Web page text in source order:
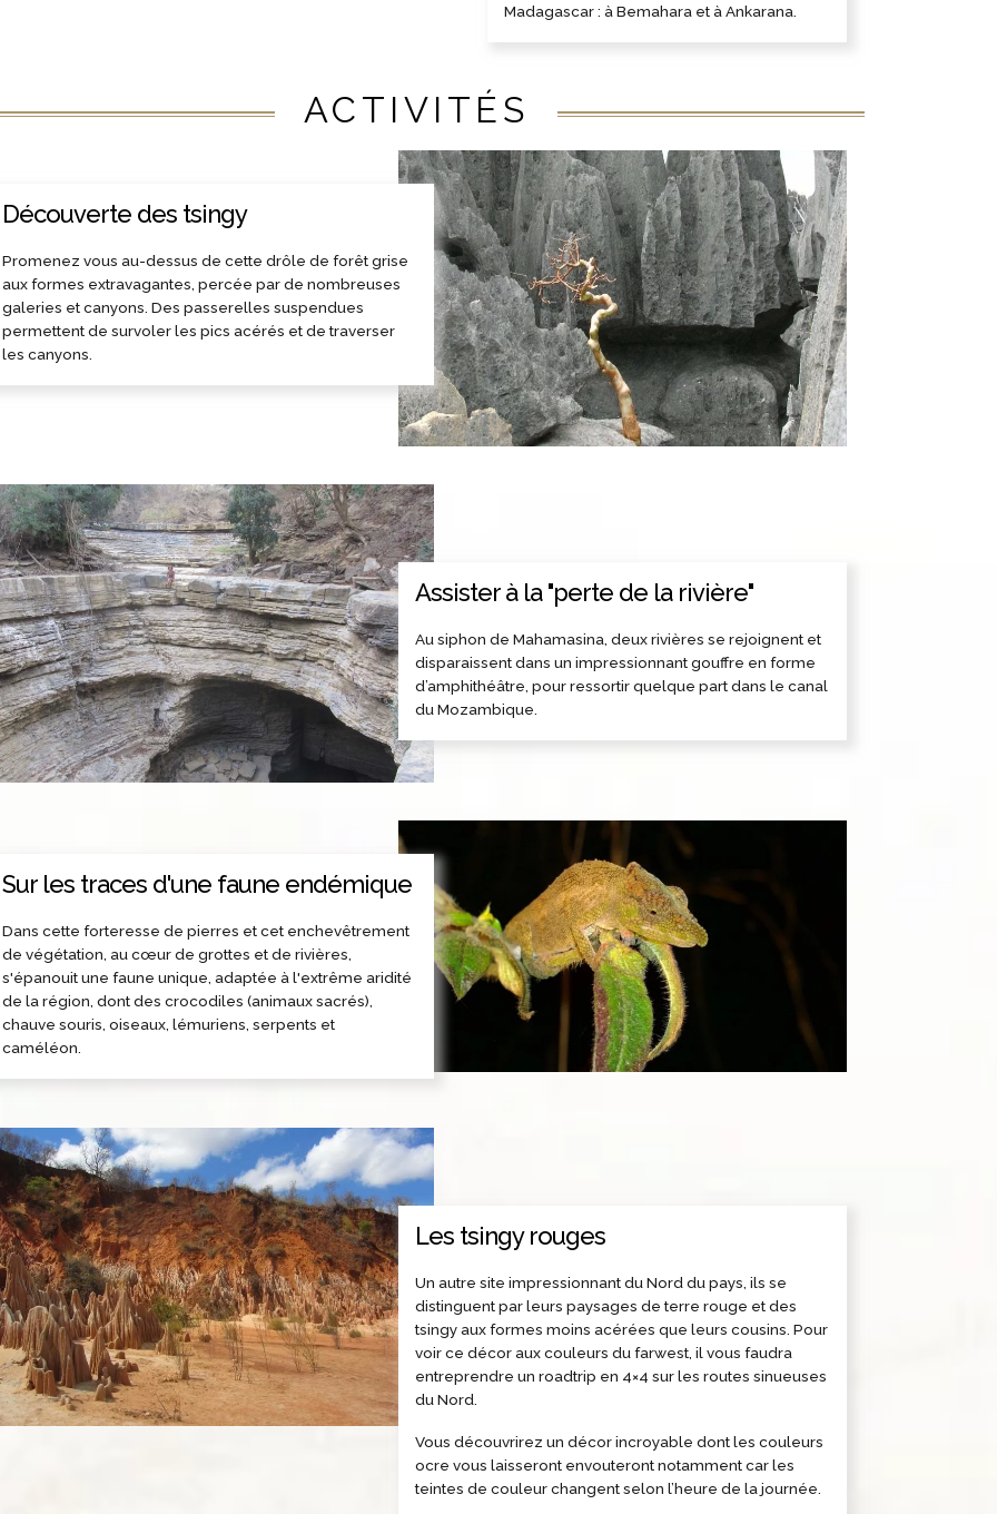
Madagascar : à Bemahara et à Ankarana.
ACTIVITÉS
Découverte des tsingy
Promenez vous au-dessus de cette drôle de forêt grise
aux formes extravagantes, percée par de nombreuses
galeries et canyons. Des passerelles suspendues
permettent de survoler les pics acérés et de traverser
les canyons.
Assister à la "perte de la rivière"
Au siphon de Mahamasina, deux rivières se rejoignent et
disparaissent dans un impressionnant gouffre en forme
d’amphithéâtre, pour ressortir quelque part dans le canal
du Mozambique.
Sur les traces d'une faune endémique
Dans cette forteresse de pierres et cet enchevêtrement
de végétation, au cœur de grottes et de rivières,
s'épanouit une faune unique, adaptée à l'extrême aridité
de la région, dont des crocodiles (animaux sacrés),
chauve souris, oiseaux, lémuriens, serpents et
caméléon.
Les tsingy rouges
Un autre site impressionnant du Nord du pays, ils se
distinguent par leurs paysages de terre rouge et des
tsingy aux formes moins acérées que leurs cousins. Pour
voir ce décor aux couleurs du farwest, il vous faudra
entreprendre un roadtrip en 4×4 sur les routes sinueuses
du Nord.
Vous découvrirez un décor incroyable dont les couleurs
ocre vous laisseront envouteront notamment car les
teintes de couleur changent selon l’heure de la journée.